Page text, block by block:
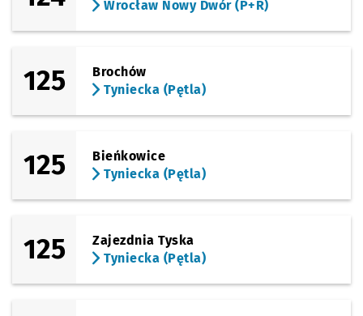
Budziszyńska
(TAT)
Park Tysiąclecia - Rolkowisko/Lodowisko
Wrocław Nowy Dwór (P+R)
125
Brochów
Tyniecka (Pętla)
125
Bieńkowice
Tyniecka (Pętla)
125
Zajezdnia Tyska
Tyniecka (Pętla)